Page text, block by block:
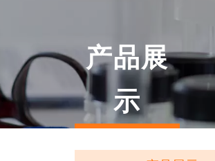
产品展
示